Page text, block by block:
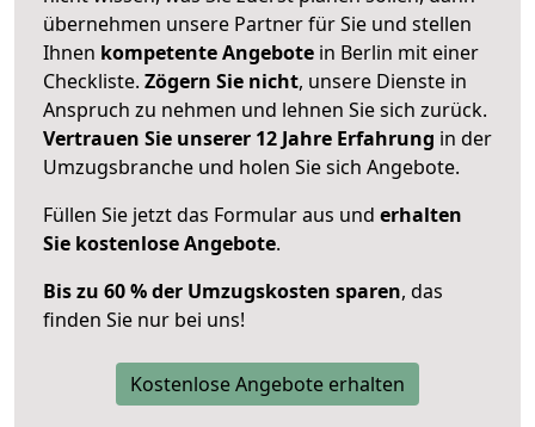
übernehmen unsere Partner für Sie und stellen
Ihnen kompetente Angebote in Berlin mit einer
Checkliste. Zögern Sie nicht, unsere Dienste in
Anspruch zu nehmen und lehnen Sie sich zurück.
Vertrauen Sie unserer 12 Jahre Erfahrung in der
Umzugsbranche und holen Sie sich Angebote.
Füllen Sie jetzt das Formular aus und erhalten
Sie kostenlose Angebote.
Bis zu 60 % der Umzugskosten sparen, das
finden Sie nur bei uns!
Kostenlose Angebote erhalten